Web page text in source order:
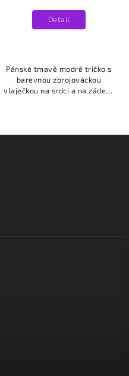
Detail
Pánské tmavě modré tričko s
barevnou zbrojováckou
vlaječkou na srdci a na zádech